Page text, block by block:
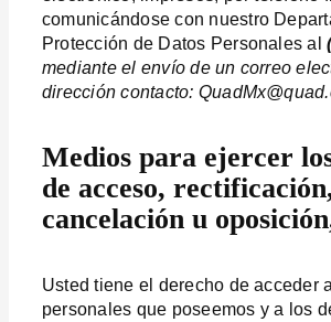
comunicándose con nuestro
Protección de Datos Personales al
mediante el envío de un correo
dirección contacto:
Medios para ejercer
de acceso,
cancelación u
Usted tiene el derecho de acceder
personales que poseemos y a los